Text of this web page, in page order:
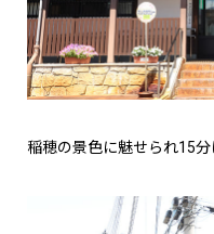
稲穂の景色に魅せられ15分